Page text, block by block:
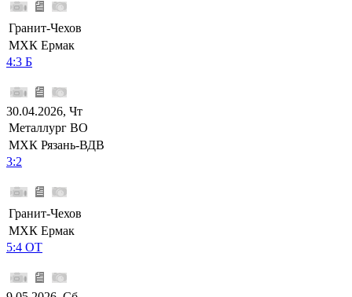
Гранит-Чехов
МХК Ермак
4:3 Б
30.04.2026, Чт
Металлург ВО
МХК Рязань-ВДВ
3:2
Гранит-Чехов
МХК Ермак
5:4 ОТ